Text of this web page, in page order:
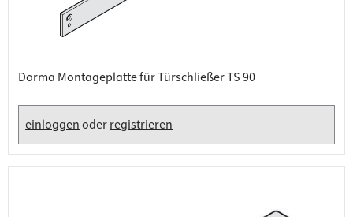
Dorma Montageplatte für Türschließer TS 90
einloggenoderregistrieren